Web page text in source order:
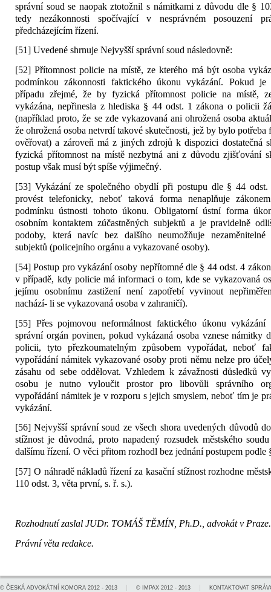
správní soud se naopak ztotožnil s námitkami z důvodu dle §
tedy nezákonnosti spočívající v nesprávném posouzení
předcházejícím řízení.
[51] Uvedené shrnuje Nejvyšší správní soud následovně:
[52] Přítomnost policie na místě, ze kterého má být osoba
podmínkou zákonnosti faktického úkonu vykázání. Pokud je
případu zřejmé, že by fyzická přítomnost policie na místě,
vykázána, nepřinesla z hlediska § 44 odst. 1 zákona o policii
(například proto, že se zde vykazovaná ani ohrožená osoba
že ohrožená osoba netvrdí takové skutečnosti, jež by bylo
ověřovat) a zároveň má z jiných zdrojů k dispozici dostatečná
fyzická přítomnost na místě nezbytná ani z důvodu zjišťování
postup však musí být spíše výjimečný.
[53] Vykázání ze společného obydlí při postupu dle § 44
provést telefonicky, neboť taková forma nenaplňuje
podmínku ústnosti tohoto úkonu. Obligatorní ústní forma
osobním kontaktem zúčastněných subjektů a je pravidelně
podoby, která navíc bez dalšího neumožňuje nezaměnitelné
subjektů (policejního orgánu a vykazované osoby).
[54] Postup pro vykázání osoby nepřítomné dle § 44 odst. 4
v případě, kdy policie má informaci o tom, kde se vykazovaná
jejímu osobnímu zastižení není zapotřebí vyvinout
nachází- li se vykazovaná osoba v zahraničí).
[55] Přes pojmovou neformálnost faktického úkonu
správní orgán povinen, pokud vykázaná osoba vznese námitky
policii, tyto přezkoumatelným způsobem vypořádat, neboť
vypořádání námitek vykazované osoby proti němu nelze pro
zásahu od sebe oddělovat. Vzhledem k závažnosti důsledků
osobu je nutno vyloučit prostor pro libovůli správního
vypořádání námitek je v rozporu s jejich smyslem, neboť tím je
vykázání.
[56] Nejvyšší správní soud ze všech shora uvedených důvodů
stížnost je důvodná, proto napadený rozsudek městského
dalšímu řízení. O věci přitom rozhodl bez jednání postupem podle
[57] O náhradě nákladů řízení za kasační stížnost rozhodne
110 odst. 3, věta první, s. ř. s.).
Rozhodnutí zaslal JUDr. TOMÁŠ TĚMÍN, Ph.D., advokát v Praze.
Právní věta redakce.
© ČESKÁ ADVOKÁTNÍ KOMORA 2012 - 2013 © IMPAX 2012 - 2013 KONTAKTOVAT